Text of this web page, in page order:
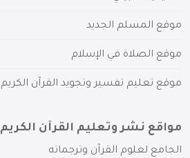
موقع المسلم الجديد
موقع الصلاة في الإسلام
موقع تعليم تفسير وتجويد القرآن الكريم
مواقع نشر وتعليم القرآن الكريم
الجامع لعلوم القرآن وترجماته